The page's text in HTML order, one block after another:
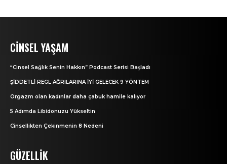
CINSEL YAŞAM
“Cinsel Sağlık Senin Hakkın” Podcast Serisi Başladı
ŞİDDETLİ REGL AĞRILARINA İYİ GELECEK 9 YÖNTEM
Orgazm olan kadınlar daha çabuk hamile kalıyor
5 Adımda Libidonuzu Yükseltin
Cinsellikten Çekinmenin 8 Nedeni
GÜZELLIK